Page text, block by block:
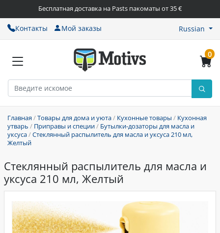
Бесплатная доставка на Pasts пакоматы от 35 €
Контакты Мой заказы Russian
0
Главная/Товары для дома и уюта/ Кухонные товары / Кухонная
утварь / Приправы и специи/ Бутылки-дозаторы для масла и
уксуса/Стеклянный распылитель для масла и уксуса 210 мл,
Желтый
Стеклянный распылитель для масла и
уксуса 210 мл, Желтый